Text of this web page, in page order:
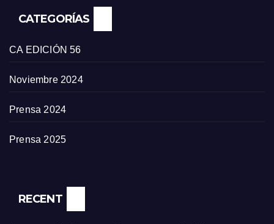
CATEGORÍAS
CA EDICIÓN 56
Noviembre 2024
Prensa 2024
Prensa 2025
RECENT